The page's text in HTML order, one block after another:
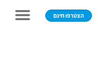
הצטרפו חינם